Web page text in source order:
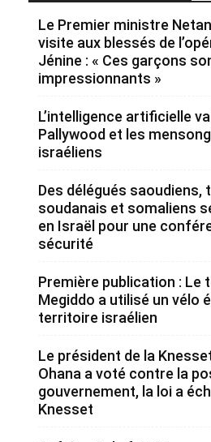
Le Premier ministre
visite aux blessés de
Jénine : « Ces garçons
impressionnants »
L’intelligence artificielle
Pallywood et les
israéliens
Des délégués saoudiens,
soudanais et somaliens
en Israël pour une
sécurité
Première publication : Le
Megiddo a utilisé un vélo
territoire israélien
Le président de la
Ohana a voté contre la
gouvernement, la loi a
Knesset